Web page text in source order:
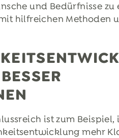
und Bedürfnisse zu
hilfreichen Methoden
ist zum Beispiel,
mehr